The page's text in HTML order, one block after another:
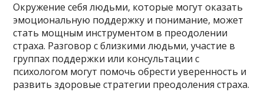
Окружение себя людьми, которые могут оказать
эмоциональную поддержку и понимание, может
стать мощным инструментом в преодолении
страха. Разговор с близкими людьми, участие в
группах поддержки или консультации с
психологом могут помочь обрести уверенность и
развить здоровые стратегии преодоления страха.